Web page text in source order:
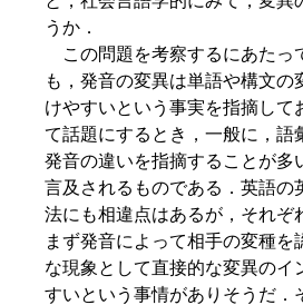
うか．
この問題を考察するにあたっ
も，発音の変異は単語や構文の
けやすいという事実を指摘して
て話題にするとき，一般に，語
発音の違いを指摘することが多
言及されるものである．英語の
法にも相違点はあるが，それぞ
まず発音によって相手の変種を
な現象として直接的な変異のイ
すいという事情がありそうだ．